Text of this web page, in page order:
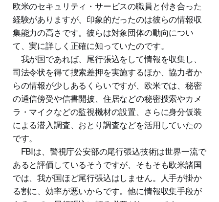
欧米のセキュリティ・サービスの職員と付き合った
経験がありますが、印象的だったのは彼らの情報収
集能力の高さです。彼らは対象団体の動向につい
て、実に詳しく正確に知っていたのです。
我が国であれば、尾行張込をして情報を収集し、
司法令状を得て捜索差押を実施するほか、協力者か
らの情報が少しあるくらいですが、欧米では、秘密
の通信傍受や信書開披、住居などの秘密捜索やカメ
ラ・マイクなどの監視機材の設置、さらに身分仮装
による潜入調査、おとり調査などを活用していたの
です。
FBIは、警視庁公安部の尾行張込技術は世界一流で
あると評価しているそうですが、そもそも欧米諸国
では、我が国ほど尾行張込はしません。人手が掛か
る割に、効率が悪いからです。他に情報収集手段が